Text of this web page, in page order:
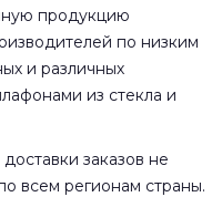
продукцию
по низким
и различных
из стекла и
заказов не
всем регионам страны.